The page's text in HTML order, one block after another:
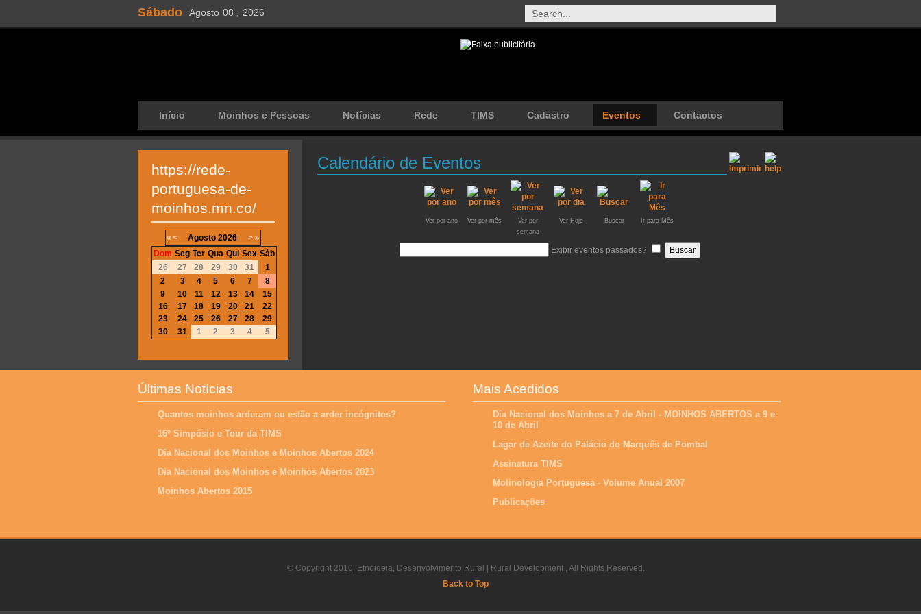
Sábado Agosto 08 , 2026
Início Moinhos e Pessoas Notícias Rede TIMS Cadastro Eventos Contactos
Calendário de Eventos
Ver por ano Ver por mês
Ver por
semana
Ver Hoje Buscar Ir para Mês
Exibir eventos passados?
https://rede-
portuguesa-de-
moinhos.mn.co/
« < Agosto 2026 > »
Dom Seg Ter Qua Qui Sex Sáb
26
27 28 29 30 31
1
2
3 4 5 6 7
8
9
10 11 12 13 14
15
16
17 18 19 20 21
22
23
24 25 26 27 28
29
30
31 1 2 3 4 5
Últimas Notícias
Quantos moinhos arderam ou estão a arder incógnitos?
16º Simpósio e Tour da TIMS
Dia Nacional dos Moinhos e Moinhos Abertos 2024
Dia Nacional dos Moinhos e Moinhos Abertos 2023
Moinhos Abertos 2015
Mais Acedidos
Dia Nacional dos Moinhos a 7 de Abril - MOINHOS ABERTOS a 9 e
10 de Abril
Lagar de Azeite do Palácio do Marquês de Pombal
Assinatura TIMS
Molinologia Portuguesa - Volume Anual 2007
Publicações
© Copyright 2010, Etnoideia, Desenvolvimento Rural | Rural Development , All Rights Reserved.
Back to Top